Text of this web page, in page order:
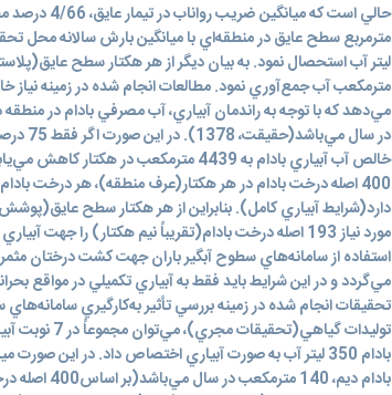
حالي است که
مترمکعب آب جمع‌آوري نمود. مطالعات انجام شده در زمينه نياز
در سال
دارد(شرايط آبياري کامل). بنابراين از هر هکتار سطح
مورد نياز 193 اصله درخت بادام(تقريباً نيم هکتار) را جهت
استفاده از سامانه‌هاي سطوح آبگير باران جهت کشت درختان
مي‌گردد و در اين شرايط بايد فقط به آبياري تکميلي در مواقع
تحقيقات انجام شده در زمينه بررسي تأثير به‌كارگيري
توليدات
بادام 350 ليتر آب به صورت آبياري اختصاص داد. در اين
بادام ديم،